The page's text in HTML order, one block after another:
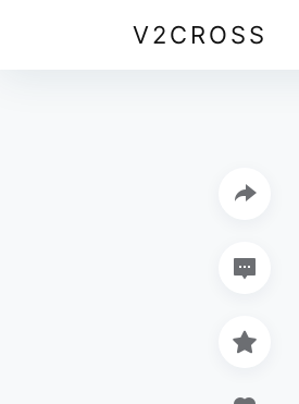
V2CROSS